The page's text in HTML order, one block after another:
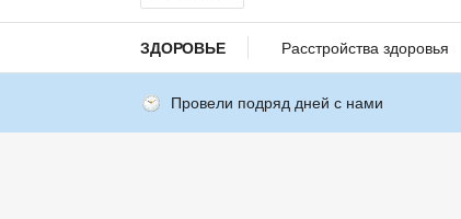
ЗДОРОВЬЕ Расстройства здоровья
Провели подряд дней с нами